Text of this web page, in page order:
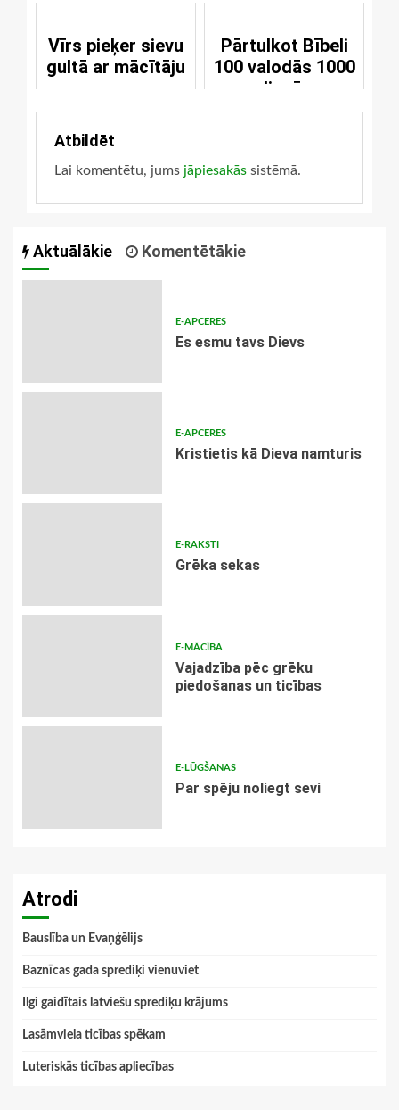
Vīrs pieķer sievu
gultā ar mācītāju
Pārtulkot Bībeli
100 valodās 1000
dienās
Atbildēt
Lai komentētu, jums jāpiesakās sistēmā.
Aktuālākie Komentētākie
E-APCERES
Es esmu tavs Dievs
E-APCERES
Kristietis kā Dieva namturis
E-RAKSTI
Grēka sekas
E-MĀCĪBA
Vajadzība pēc grēku
piedošanas un ticības
E-LŪGŠANAS
Par spēju noliegt sevi
Atrodi
Bauslība un Evaņģēlijs
Baznīcas gada sprediķi vienuviet
Ilgi gaidītais latviešu sprediķu krājums
Lasāmviela ticības spēkam
Luteriskās ticības apliecības